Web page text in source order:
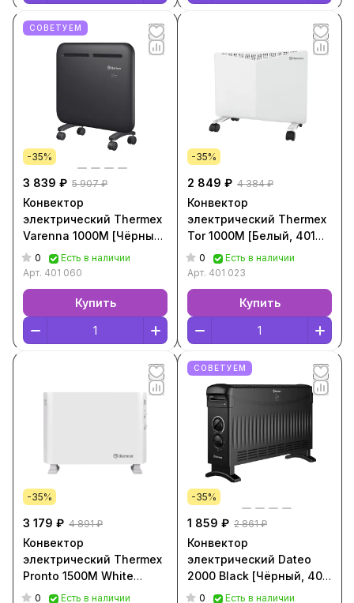
СОВЕТУЕМ
-35%
3 839 ₽ 5 907 ₽
Конвектор
электрический Thermex
Varenna 1000M [Чёрный,
401 060]
0
Есть в наличии
Арт. 401 060
Купить
-35%
2 849 ₽ 4 384 ₽
Конвектор
электрический Thermex
Tor 1000M [Белый, 401
023]
0
Есть в наличии
Арт. 401 023
Купить
-35%
3 179 ₽ 4 891 ₽
Конвектор
электрический Thermex
Pronto 1500M White
[Белый, 401 005]
0
Есть в наличии
СОВЕТУЕМ
-35%
1 859 ₽ 2 861 ₽
Конвектор
электрический Dateo
2000 Black [Чёрный, 401
057]
0
Есть в наличии